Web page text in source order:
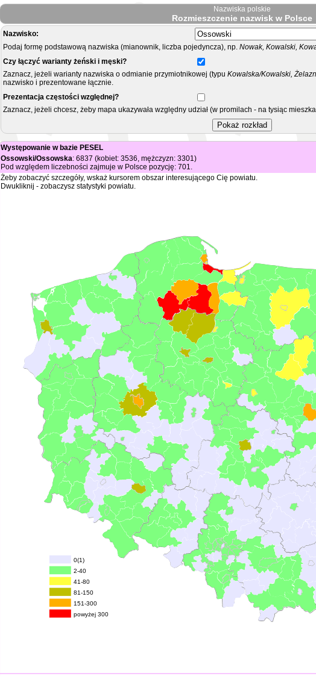
Nazwiska polskie
Rozmieszczenie nazwisk w Polsce
Nazwisko:
Podaj formę podstawową nazwiska (mianownik, liczba pojedyncza), np. Nowak, Kowalski,
Czy łączyć warianty żeński i męski?
Zaznacz, jeżeli warianty nazwiska o odmianie przymiotnikowej (typu Kowalska/Kowalski,
nazwisko i prezentowane łącznie.
Prezentacja częstości względnej?
Zaznacz, jeżeli chcesz, żeby mapa ukazywała względny udział (w promilach - na tysiąc
Występowanie w bazie PESEL
Ossowski/Ossowska: 6837 (kobiet: 3536, mężczyzn: 3301)
Pod względem liczebności zajmuje w Polsce pozycję: 701.
Żeby zobaczyć szczegóły, wskaż kursorem obszar interesującego Cię powiatu.
Dwukliknij - zobaczysz statystyki powiatu.
0(1)
2-40
41-80
81-150
151-300
powyżej 300